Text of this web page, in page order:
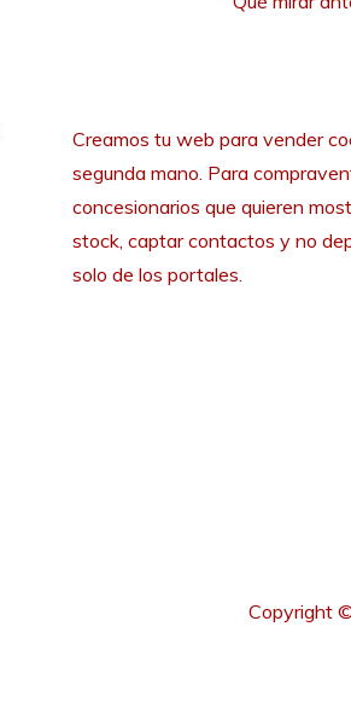
Creamos tu web para vender
segunda mano. Para
concesionarios que quieren
stock, captar contactos y no
solo de los portales.
Copyright